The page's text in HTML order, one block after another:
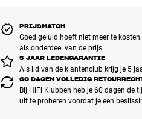
PRIJSMATCH
Goed geluid hoeft niet meer te
als onderdeel van de prijs.
5 JAAR LEDENGARANTIE
Als lid van de klantenclub krijg je 5
60 DAGEN VOLLEDIG
Bij HiFi Klubben heb je 60 dagen de
uit te proberen voordat je een